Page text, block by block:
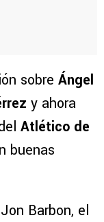
sobre Ángel
y ahora
Atlético de
buenas
Barbon, el